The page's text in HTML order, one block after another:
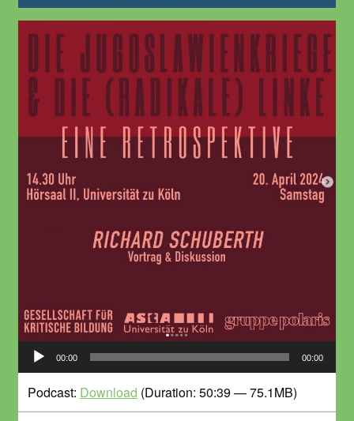
Audio-
Player
00:00 00:00
Podcast: Download (Duration: 50:39 — 75.1MB)